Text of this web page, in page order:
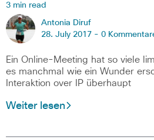
3 min read
Antonia Diruf
28. July 2017 - 0
Ein Online-Meeting hat so viele
es manchmal wie ein Wunder
Interaktion over IP überhaupt
Weiter lesen